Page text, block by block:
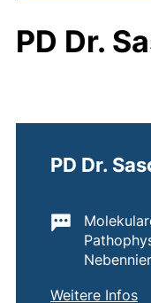
PD Dr.
PD Dr.
Wichtige
Weitere Infos